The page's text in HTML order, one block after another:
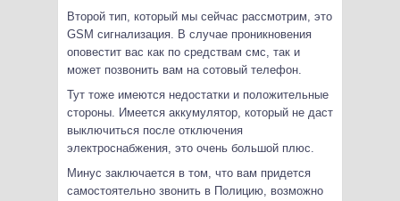
Второй тип, который мы сейчас рассмотрим, это
GSM сигнализация. В случае проникновения
оповестит вас как по средствам смс, так и
может позвонить вам на сотовый телефон.
Тут тоже имеются недостатки и положительные
стороны. Имеется аккумулятор, который не даст
выключиться после отключения
электроснабжения, это очень большой плюс.
Минус заключается в том, что вам придется
самостоятельно звонить в Полицию, возможно